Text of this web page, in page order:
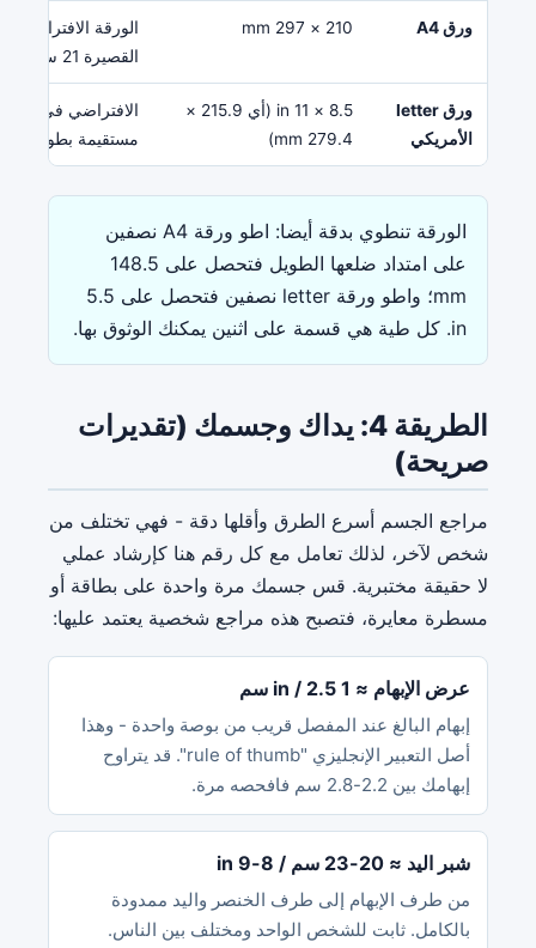
ورق A4 210 × 297 mm
الورقة الافتراضية
القصيرة 21 سم بالضبط.
ورق letter
الأمريكي
8.5 × 11 in (أي 215.9 ×
279.4 mm)
الافتراضي في
مستقيمة بطول 11 بوصة كاملة.
الورقة تنطوي بدقة أيضا: اطو ورقة A4 نصفين
على امتداد ضلعها الطويل فتحصل على 148.5
mm؛ واطو ورقة letter نصفين فتحصل على 5.5
in. كل طية هي قسمة على اثنين يمكنك الوثوق بها.
الطريقة 4: يداك وجسمك (تقديرات
صريحة)
مراجع الجسم أسرع الطرق وأقلها دقة - فهي تختلف من
شخص لآخر، لذلك تعامل مع كل رقم هنا كإرشاد عملي
لا حقيقة مختبرية. قس جسمك مرة واحدة على بطاقة أو
مسطرة معايرة، فتصبح هذه مراجع شخصية يعتمد عليها:
عرض الإبهام ≈ 1 in / 2.5 سم
إبهام البالغ عند المفصل قريب من بوصة واحدة - وهذا
أصل التعبير الإنجليزي "rule of thumb". قد يتراوح
إبهامك بين 2.2-2.8 سم فافحصه مرة.
شبر اليد ≈ 20-23 سم / 8-9 in
من طرف الإبهام إلى طرف الخنصر واليد ممدودة
بالكامل. ثابت للشخص الواحد ومختلف بين الناس.